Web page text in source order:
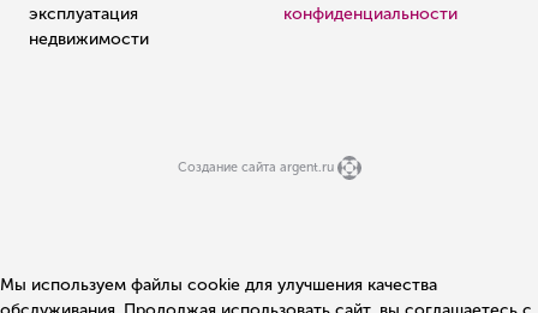
эксплуатация
недвижимости
конфиденциальности
Создание сайта argent.ru
Мы используем файлы cookie для улучшения качества